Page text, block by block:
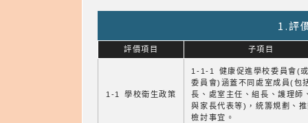
1.評
評價項目 子項目
1-1 學校衛生政策
1-1-1 健康促進學校委員會(
委員會)涵蓋不同處室成員(包
長、處室主任、組長、護理師
與家長代表等)，統籌規劃、
檢討事宜。